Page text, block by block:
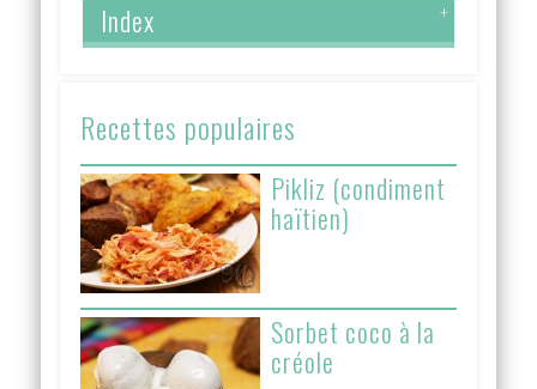
Index +
Recettes populaires
Pikliz (condiment
haïtien)
Sorbet coco à la
créole